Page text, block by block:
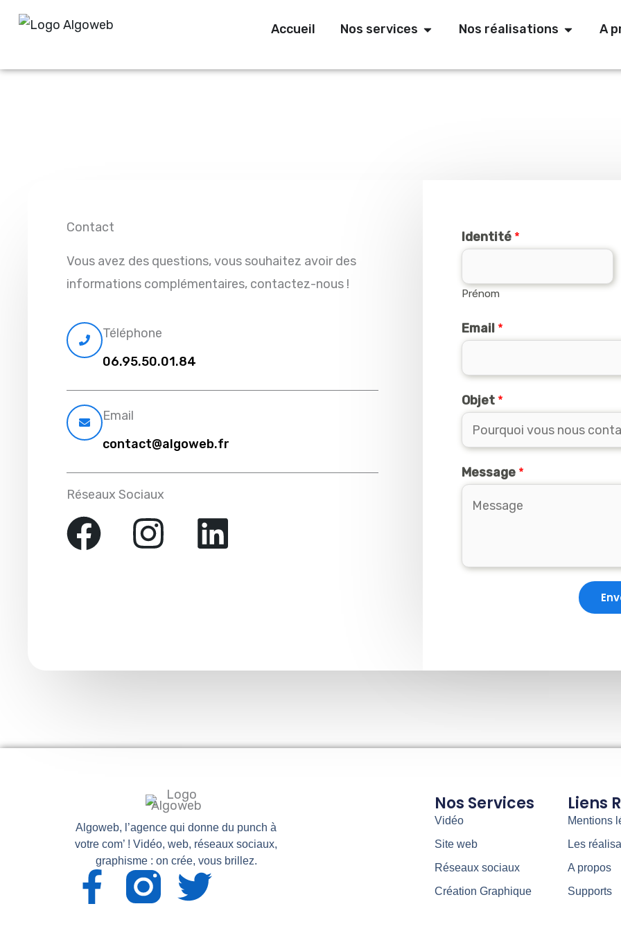
Aller
Accueil Nos services Ouvrir Nos Services
Nos réalisations OuvrirA
Contact
Vous avez des questions, vous souhaitez avoir des
informations complémentaires, contactez-nous !
Téléphone
06.95.50.01.84
Email
contact@algoweb.fr
Réseaux Sociaux
F
b
o
I
a
r
m
L
e
i
Identité *
Prénom
Email *
Objet *
Message *
Algoweb, l’agence qui donne du punch à
votre com’ ! Vidéo, web, réseaux sociaux,
graphisme : on crée, vous brillez.
F
T
Nos Services
Vidéo
Site web
Réseaux sociaux
Création Graphique
Liens
Mentions
Les
A propos
Supports